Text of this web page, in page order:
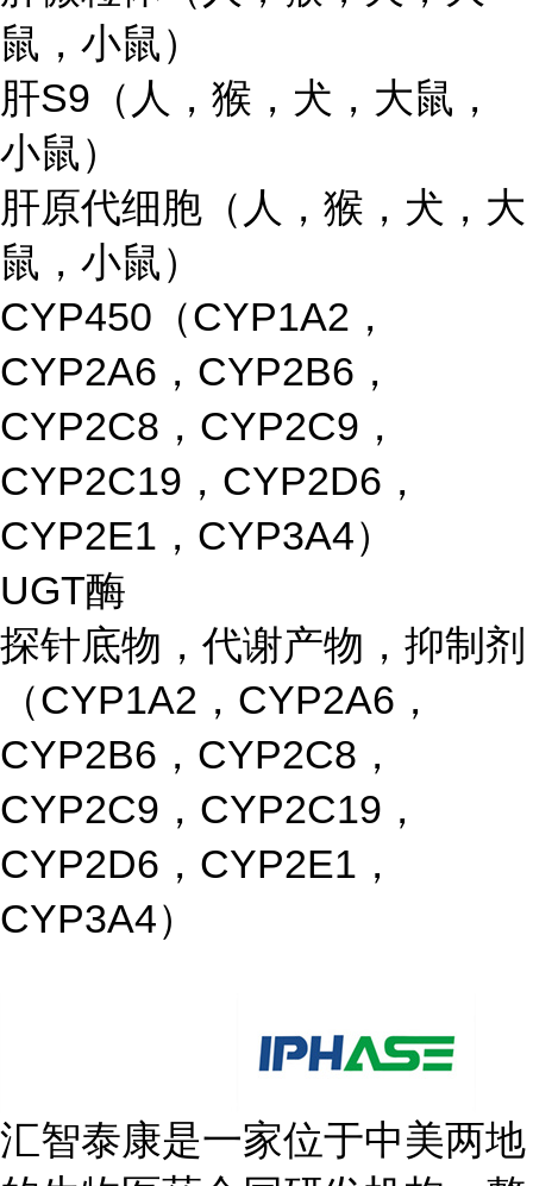
鼠，小鼠）
肝S9（人，猴，犬，大鼠，
小鼠）
肝原代细胞（人，猴，犬，大
鼠，小鼠）
CYP450（CYP1A2，
CYP2A6，CYP2B6，
CYP2C8，CYP2C9，
CYP2C19，CYP2D6，
CYP2E1，CYP3A4）
UGT酶
探针底物，代谢产物，抑制剂
（CYP1A2，CYP2A6，
CYP2B6，CYP2C8，
CYP2C9，CYP2C19，
CYP2D6，CYP2E1，
CYP3A4）
汇智泰康是一家位于中美两地